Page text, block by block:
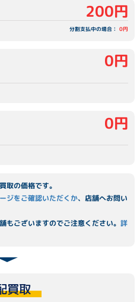
200円
分割支払中の場合：0円
0円
0円
取の価格です。
ジをご確認いただくか、店舗へお問い
もございますのでご注意ください。詳
買取